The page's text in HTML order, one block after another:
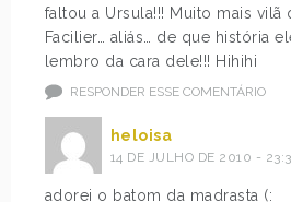
faltou a Ursula!!! Muito mais vilã
Facilier… aliás… de que história
lembro da cara dele!!! Hihihi
RESPONDER ESSE COMENTÁRIO
heloisa
14 DE JULHO DE 2010 -
adorei o batom da madrasta (: